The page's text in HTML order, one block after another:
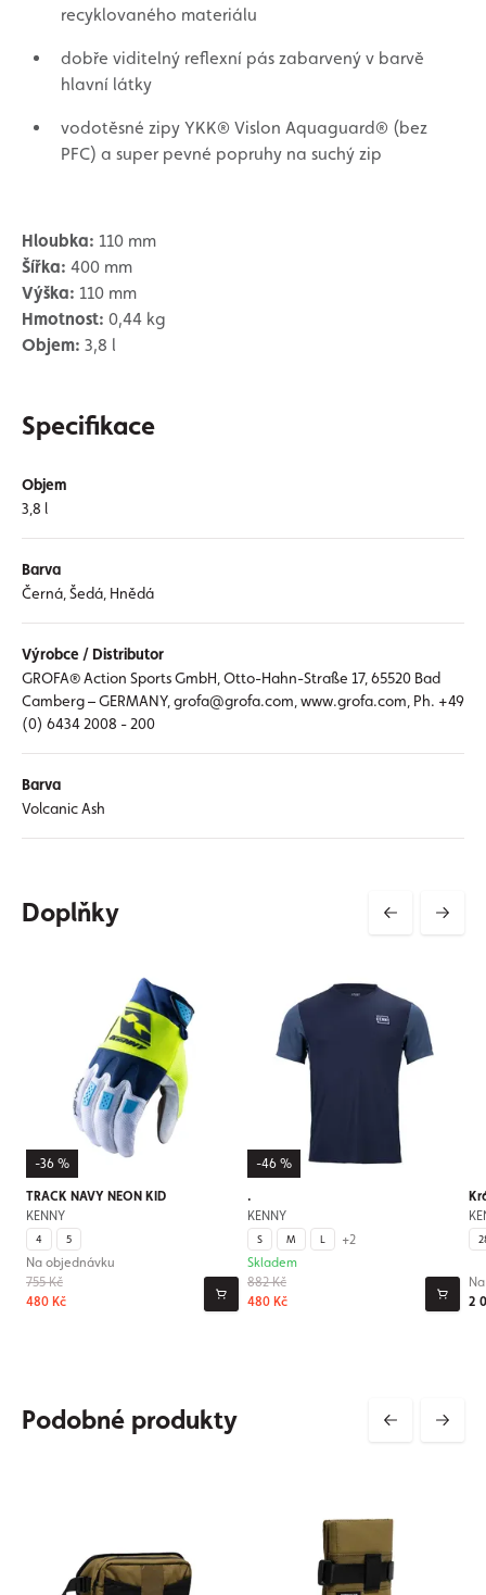
recyklovaného materiálu
dobře viditelný reflexní pás zabarvený v barvě
hlavní látky
vodotěsné zipy YKK® Vislon Aquaguard® (bez
PFC) a super pevné popruhy na suchý zip
Hloubka: 110 mm
Šířka: 400 mm
Výška: 110 mm
Hmotnost: 0,44 kg
Objem: 3,8 l
Specifikace
Objem
3,8 l
Barva
Černá, Šedá, Hnědá
Výrobce / Distributor
GROFA® Action Sports GmbH, Otto-Hahn-Straße 17, 65520 Bad
Camberg – GERMANY, grofa@grofa.com, www.grofa.com, Ph. +49
(0) 6434 2008 - 200
Barva
Volcanic Ash
Doplňky
-36 %
TRACK NAVY NEON KID
KENNY
4 5
755 Kč
480 Kč
Na objednávku
-46 %
.
KENNY
S M L +2
882 Kč
480 Kč
Skladem
2
Podobné produkty